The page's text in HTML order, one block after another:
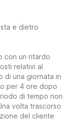
e dietro
con un ritardo
relativi al
di una giornata in
per 4 ore dopo
di tempo non
volta trascorso
del cliente